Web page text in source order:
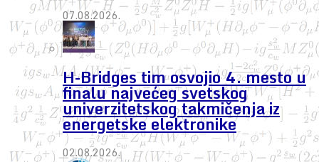
07.08.2026.
H-Bridges tim osvojio 4. mesto u
finalu najvećeg svetskog
univerzitetskog takmičenja iz
energetske elektronike
02.08.2026.